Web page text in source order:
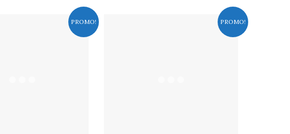
PROMO! PROMO!